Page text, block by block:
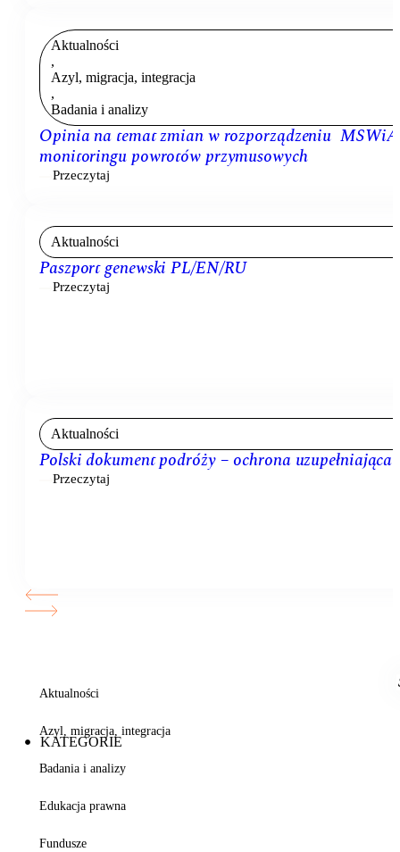
Aktualności
,
Azyl, migracja, integracja
,
Badania i analizy
Opinia na temat zmian w rozporządzeniu MSWiA
monitoringu powrotów przymusowych
Przeczytaj
Aktualności
Paszport genewski PL/EN/RU
Przeczytaj
Aktualności
Polski dokument podróży – ochrona uzupełniająca
Przeczytaj
KATEGORIE
Aktualności
Azyl, migracja, integracja
Badania i analizy
Edukacja prawna
Fundusze